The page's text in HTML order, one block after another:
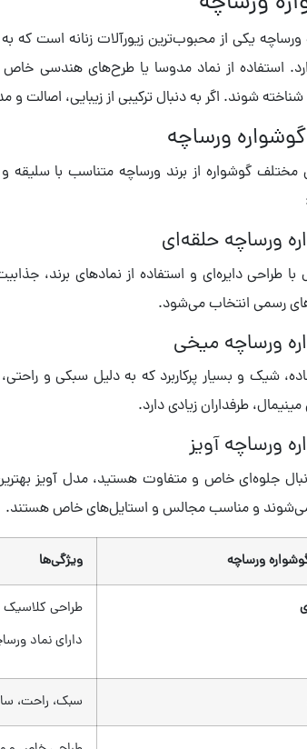
ورساچه یکی از محبوب‌ترین زیورآلات زنانه است که
استفاده از نماد مدوسا یا طرح‌های هندسی
شوند. اگر به دنبال ترکیبی از زیبایی، اصالت
گوشواره ورساچه
گوشواره از برند ورساچه متناسب با سلیقه و
ورساچه حلقه‌ای
طراحی دایره‌ای و استفاده از نمادهای برند،
رسمی انتخاب می‌شود.
ورساچه میخی
شیک و بسیار پرکاربرد که به دلیل سبکی و
طرفداران زیادی دارد.
ورساچه آویز
جلوه‌ای خاص و متفاوت هستید، مدل آویز
و مناسب مجالس و استایل‌های خاص هستند.
ورساچه ویژگی‌ها
طراحی کلاسیک
دارای نماد
سبک، راحت،